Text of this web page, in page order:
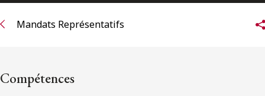
Réseau des anciens d’Osler
Mandats Représentatifs
Compétences